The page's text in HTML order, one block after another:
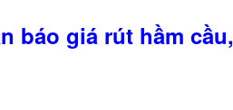
báo giá rút hầm